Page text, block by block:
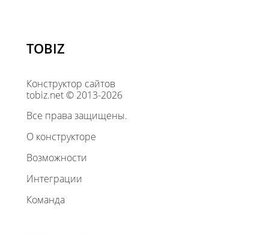
TOBIZ
Конструктор сайтов
tobiz.net © 2013-2026
Все права защищены.
О конструкторе
Возможности
Интеграции
Команда